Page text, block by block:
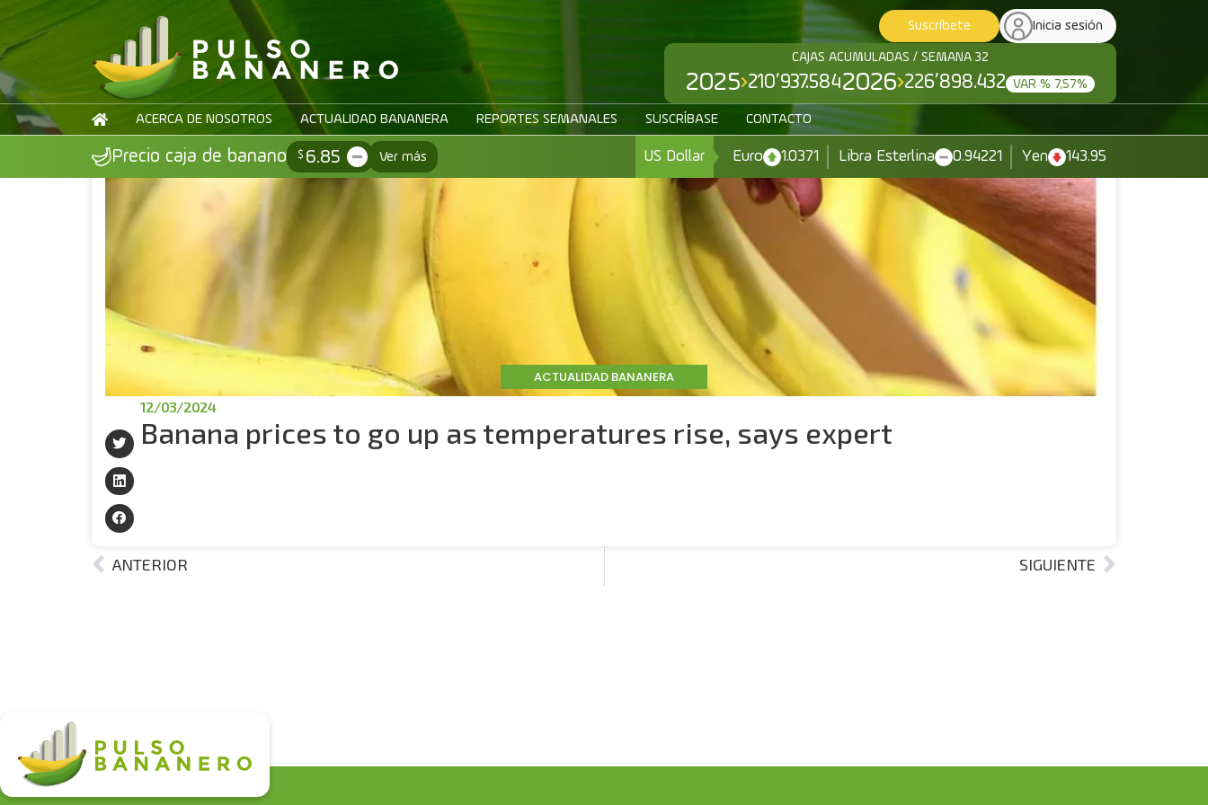
Suscríbete Inicia sesión
CAJAS ACUMULADAS / SEMANA 32
2025 210’937.5842026 226’898.432 VAR % 7,57%
ACERCA DE NOSOTROS ACTUALIDAD BANANERA REPORTES SEMANALES SUSCRÍBASE CONTACTO
Precio caja de banano $ 6.85 Ver más US Dollar Euro 1.0371 Libra Esterlina 0.94221 Yen 143.95
Volver
ACTUALIDAD BANANERA
12/03/2024
Banana prices to go up as temperatures rise, says expert
ANTERIOR SIGUIENTE